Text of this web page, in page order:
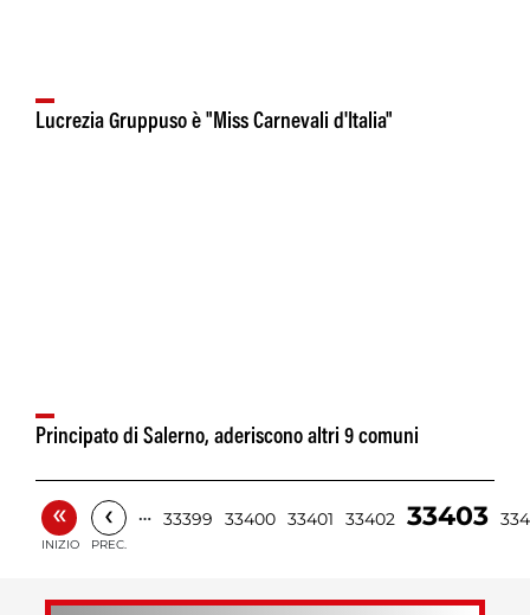
Lucrezia Gruppuso è "Miss Carnevali d'Italia"
Principato di Salerno, aderiscono altri 9 comuni
«
INIZIO
‹
PREC.
… 33399 33400 33401 33402 33403